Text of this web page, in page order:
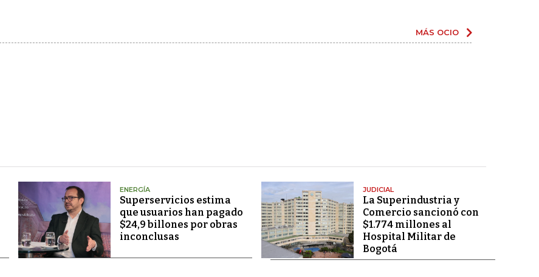
MÁS OCIO
ENERGÍA
Superservicios estima
que usuarios han pagado
$24,9 billones por obras
inconclusas
JUDICIAL
La Superindustria y
Comercio sancionó con
$1.774 millones al
Hospital Militar de
Bogotá